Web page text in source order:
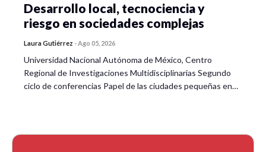
Desarrollo local, tecnociencia y
riesgo en sociedades complejas
Laura Gutiérrez -Ago 05, 2026
Universidad Nacional Autónoma de México, Centro
Regional de Investigaciones Multidisciplinarias Segundo
ciclo de conferencias Papel de las ciudades pequeñas en…